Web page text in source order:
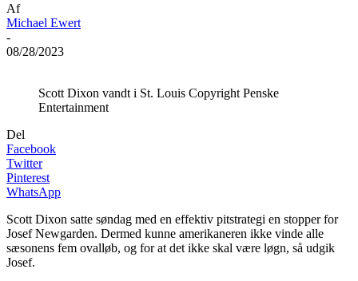
Af
Michael Ewert
-
08/28/2023
Scott Dixon vandt i St. Louis Copyright Penske
Entertainment
Del
Facebook
Twitter
Pinterest
WhatsApp
Scott Dixon satte søndag med en effektiv pitstrategi en stopper for
Josef Newgarden. Dermed kunne amerikaneren ikke vinde alle
sæsonens fem ovalløb, og for at det ikke skal være løgn, så udgik
Josef.